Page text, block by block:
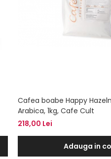
Cafea boabe Happy
Arabica, 1kg, Cafe Cult
218,00 Lei
Adauga in